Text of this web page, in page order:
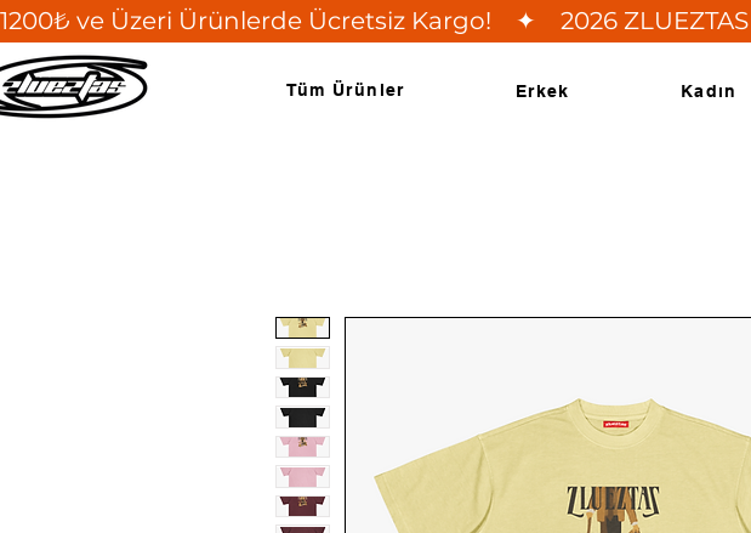
1200₺ ve Üzeri Ürünlerde Ücretsiz Kargo!    ✦    2026
Tüm Ürünler Erkek Kadın